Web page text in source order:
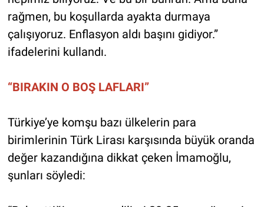
rağmen, bu koşullarda ayakta durmaya
çalışıyoruz. Enflasyon aldı başını gidiyor.”
ifadelerini kullandı.
“BIRAKIN O BOŞ LAFLARI”
Türkiye’ye komşu bazı ülkelerin para
birimlerinin Türk Lirası karşısında büyük oranda
değer kazandığına dikkat çeken İmamoğlu,
şunları söyledi: